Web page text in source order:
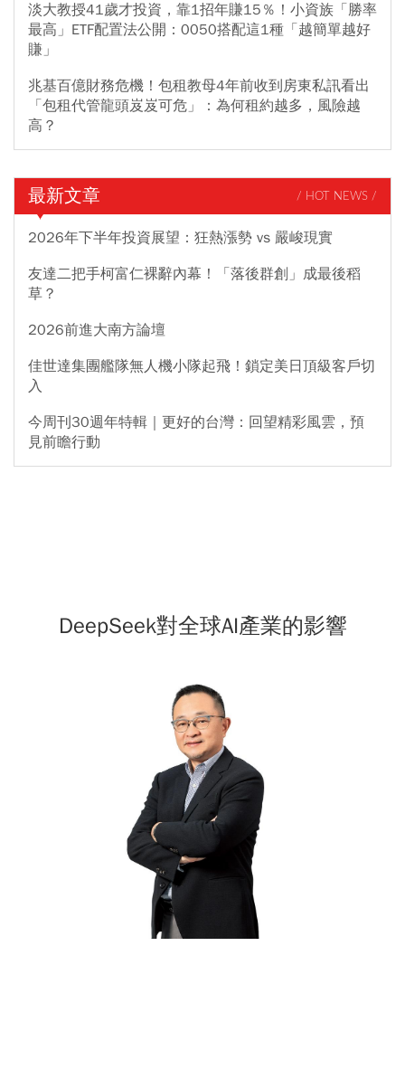
淡大教授41歲才投資，靠1招年賺15％！小資族「勝率
最高」ETF配置法公開：0050搭配這1種「越簡單越好
賺」
兆基百億財務危機！包租教母4年前收到房東私訊看出
「包租代管龍頭岌岌可危」：為何租約越多，風險越
高？
最新文章 / HOT NEWS /
2026年下半年投資展望：狂熱漲勢 vs 嚴峻現實
友達二把手柯富仁裸辭內幕！「落後群創」成最後稻
草？
2026前進大南方論壇
佳世達集團艦隊無人機小隊起飛！鎖定美日頂級客戶切
入
今周刊30週年特輯｜更好的台灣：回望精彩風雲，預
見前瞻行動
DeepSeek對全球AI產業的影響